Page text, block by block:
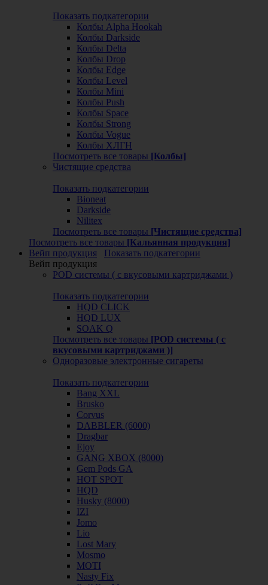
Показать подкатегории
Колбы Alpha Hookah
Колбы Darkside
Колбы Delta
Колбы Drop
Колбы Edge
Колбы Level
Колбы Mini
Колбы Push
Колбы Space
Колбы Strong
Колбы Vogue
Колбы ХЛГН
Посмотреть все товары [Колбы]
Чистящие средства
Показать подкатегории
Bioneat
Darkside
Nilitex
Посмотреть все товары [Чистящие средства]
Посмотреть все товары [Кальянная продукция]
Вейп продукция
Показать подкатегории
Вейп продукция
POD системы ( с вкусовыми картриджами )
Показать подкатегории
HQD CLICK
HQD LUX
SOAK Q
Посмотреть все товары [POD системы ( с
вкусовыми картриджами )]
Одноразовые электронные сигареты
Показать подкатегории
Bang XXL
Brusko
Corvus
DABBLER (6000)
Dragbar
Ejoy
GANG XBOX (8000)
Gem Pods GA
HOT SPOT
HQD
Husky (8000)
IZI
Jomo
Lio
Lost Mary
Mosmo
MOTI
Nasty Fix